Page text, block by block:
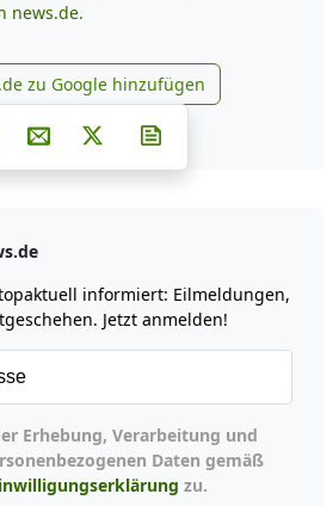
news.de.
news.de zu Google
zu Google hinzufügen
Teilen auf Facebook
Teilen auf Whatsapp
Teilen auf Telegram
auf Pinterest
Per E-Mail teilen
Post auf X
informiert: Eilmeldungen,
Jetzt anmelden!
Daten gemäß
zu.